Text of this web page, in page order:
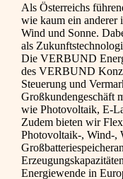
Als Österreichs
wie kaum ein anderer
Wind und Sonne.
als
Die VERBUND
des VERBUND
Steuerung und
Großkundengeschäft
wie Photovoltaik, E-
Zudem bieten wir
Photovoltaik-, Wind-,
Energiewende in